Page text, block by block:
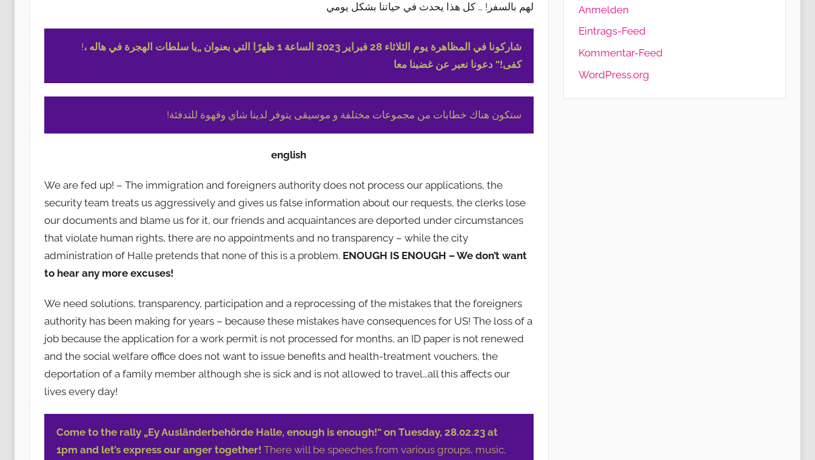
لهم بالسفر! … كل هذا يحدث في حياتنا بشكل يومي
!شاركونا في المظاهرة يوم الثلاثاء 28 فبراير 2023 الساعة 1 ظهرًا التي بعنوان „يا سلطات الهجرة في هاله ،
كفى!“ دعونا نعبر عن غضبنا معا
!ستكون هناك خطابات من مجموعات مختلفة و موسيقى يتوفر لدينا شاي وقهوة للتدفئة
english
We are fed up! – The immigration and foreigners authority does not process our applications, the
security team treats us aggressively and gives us false information about our requests, the clerks lose
our documents and blame us for it, our friends and acquaintances are deported under circumstances
that violate human rights, there are no appointments and no transparency – while the city
administration of Halle pretends that none of this is a problem. ENOUGH IS ENOUGH – We don’t want
to hear any more excuses!
We need solutions, transparency, participation and a reprocessing of the mistakes that the foreigners
authority has been making for years – because these mistakes have consequences for US! The loss of a
job because the application for a work permit is not processed for months, an ID paper is not renewed
and the social welfare office does not want to issue benefits and health-treatment vouchers, the
deportation of a family member although she is sick and is not allowed to travel…all this affects our
lives every day!
Come to the rally „Ey Ausländerbehörde Halle, enough is enough!“ on Tuesday, 28.02.23 at
1pm and let’s express our anger together! There will be speeches from various groups, music,
Anmelden
Eintrags-Feed
Kommentar-Feed
WordPress.org